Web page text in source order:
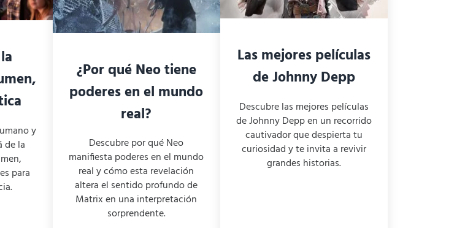
y
de la
para
¿Por qué Neo tiene
poderes en el mundo
real?
Descubre por qué Neo
manifiesta poderes en el mundo
real y cómo esta revelación
altera el sentido profundo de
Matrix en una interpretación
sorprendente.
Las mejores películas
de Johnny Depp
Descubre las mejores películas
de Johnny Depp en un recorrido
cautivador que despierta tu
curiosidad y te invita a revivir
grandes historias.